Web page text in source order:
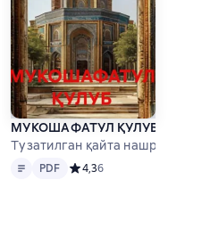
МУКОШАФАТУЛ ҚУЛУБ
Тузатилган қайта нашр
Matn PDF
PDF Средний рейтинг 4,3 на
4,36